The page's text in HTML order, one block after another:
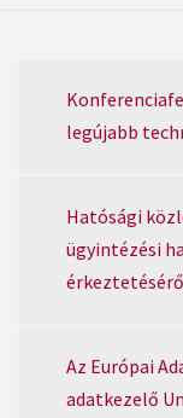
legújabb
Hatósági
ügyintézési
Az Európai
adatkezelő